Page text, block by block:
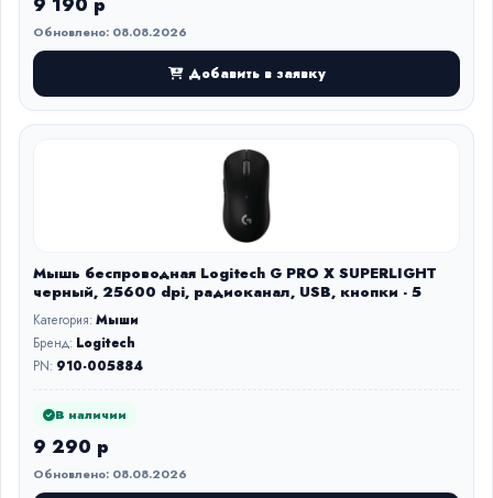
Обновлено: 08.08.2026
Добавить в заявку
Мышь беспроводная Logitech G PRO X SUPERLIGHT
черный, 25600 dpi, радиоканал, USB, кнопки - 5
Категория:Мыши
Бренд: Logitech
PN: 910-005884
В наличии
9 290 р
Обновлено: 08.08.2026